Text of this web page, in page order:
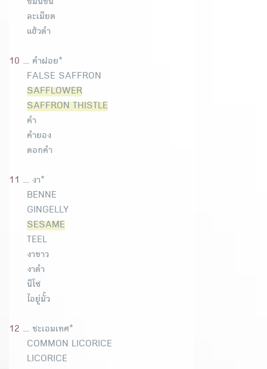
ขมิ้นขึ้น
ละเมียด
แฮ้วดำ
10 ... คำฝอย*
FALSE SAFFRON
SAFFLOWER
SAFFRON THISTLE
คำ
คำยอง
ดอกคำ
11 ... งา*
BENNE
GINGELLY
SESAME
TEEL
งาขาว
งาดำ
นีโซ
ไอยู่มั้ว
12 ... ชะเอมเทศ*
COMMON LICORICE
LICORICE